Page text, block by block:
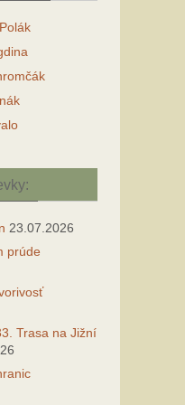
23.07.2026
prúde
Trasa na Jižní